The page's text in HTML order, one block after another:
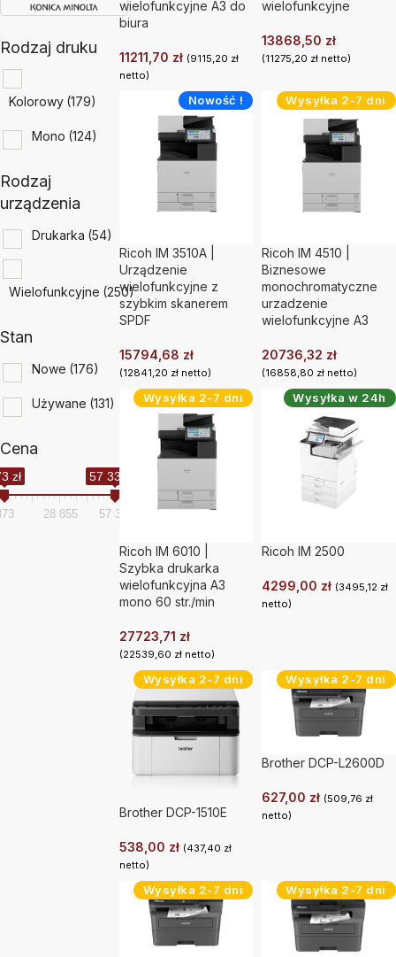
Rodzaj druku
Kolorowy (179)
Mono (124)
Rodzaj
urządzenia
Drukarka (54)
Wielofunkcyjne (250)
Stan
Nowe (176)
Używane (131)
Cena
zł 57 336 zł
28 855 57 336
wielofunkcyjne A3 do
biura
11211,70 zł (9115,20 zł
netto)
wielofunkcyjne
13868,50 zł
(11275,20 zł netto)
Nowość !
Ricoh IM 3510A |
Urządzenie
wielofunkcyjne z
szybkim skanerem
SPDF
15794,68 zł
(12841,20 złnetto)
Wysyłka 2-7 dni
Ricoh IM 4510 |
Biznesowe
monochromatyczne
urzadzenie
wielofunkcyjne A3
20736,32 zł
(16858,80 zł netto)
Wysyłka 2-7 dni
Ricoh IM 6010 |
Szybka drukarka
wielofunkcyjna A3
mono 60 str./min
27723,71 zł
(22539,60 złnetto)
Wysyłka w 24h
Ricoh IM 2500
4299,00 zł (3495,12 zł
netto)
Wysyłka 2-7 dni
Brother DCP-1510E
538,00 zł (437,40 zł
netto)
Wysyłka 2-7 dni
Brother DCP-L2600D
627,00 zł (509,76 zł
netto)
Wysyłka 2-7 dni Wysyłka 2-7 dni